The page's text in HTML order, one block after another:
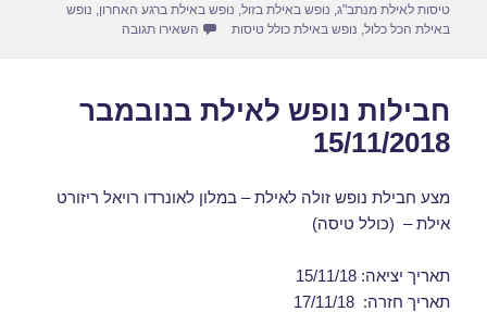
טיסות לאילת מנתב"ג נופש באילת בזול נופש באילת ברגע האחרון נופש
באילת הכל כלול נופש באילת כולל טיסות השאירו תגובה
חבילות נופש לאילת בנובמבר
15/11/2018
מצע חבילת נופש זולה לאילת – במלון לאונרדו רויאל ריזורט
אילת – (כולל טיסה)
תאריך יציאה: 15/11/18
תאריך חזרה: 17/11/18